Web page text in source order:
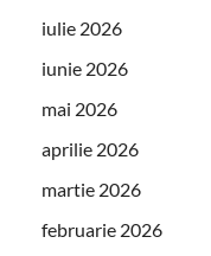
iulie 2026
iunie 2026
mai 2026
aprilie 2026
martie 2026
februarie 2026